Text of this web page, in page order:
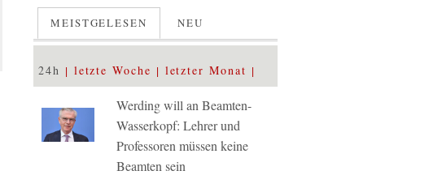
MEISTGELESEN NEU
24h letzte Woche letzter Monat
Werding will an Beamten-
Wasserkopf: Lehrer und
Professoren müssen keine
Beamten sein